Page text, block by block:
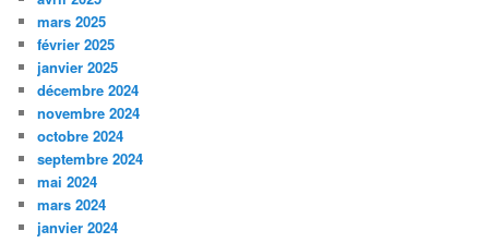
mars 2025
février 2025
janvier 2025
décembre 2024
novembre 2024
octobre 2024
septembre 2024
mai 2024
mars 2024
janvier 2024